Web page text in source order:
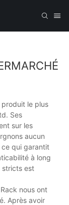
le plus
Ses
sur les
aucun
qui garantit
à long
stricts est
nous ont
Après avoir